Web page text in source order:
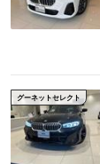
グーネットセレクト